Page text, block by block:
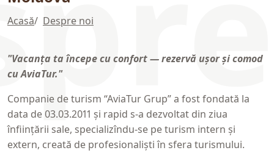
Acasă/ Despre noi
"Vacanța ta începe cu confort — rezervă ușor și comod
cu AviaTur."
Companie de turism “AviaTur Grup” a fost fondată la
data de 03.03.2011 şi rapid s-a dezvoltat din ziua
înfiinţării sale, specializîndu-se pe turism intern şi
extern, creată de profesionalişti în sfera turismului.